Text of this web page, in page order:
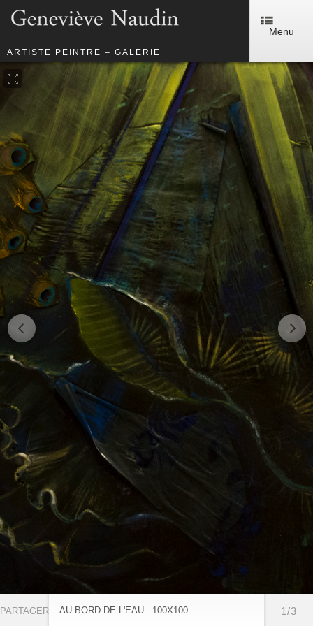
ARTISTE PEINTRE – GALERIE
Menu
PARTAGER 1/3
AU BORD DE L'EAU - 100X100